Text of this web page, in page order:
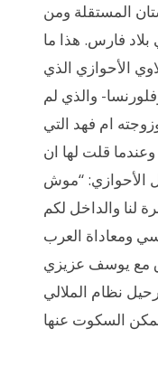
المستقلة ومن
بلاد فارس. هذا ما
الأحوازي الذي
والذي لم
ام فهد التي
وعندما قلت لها ان
الأحوازي: “موش
ومعاداة العرب
مع يوسف عزيزي
السكوت عنها